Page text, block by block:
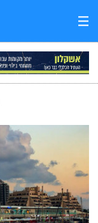
III